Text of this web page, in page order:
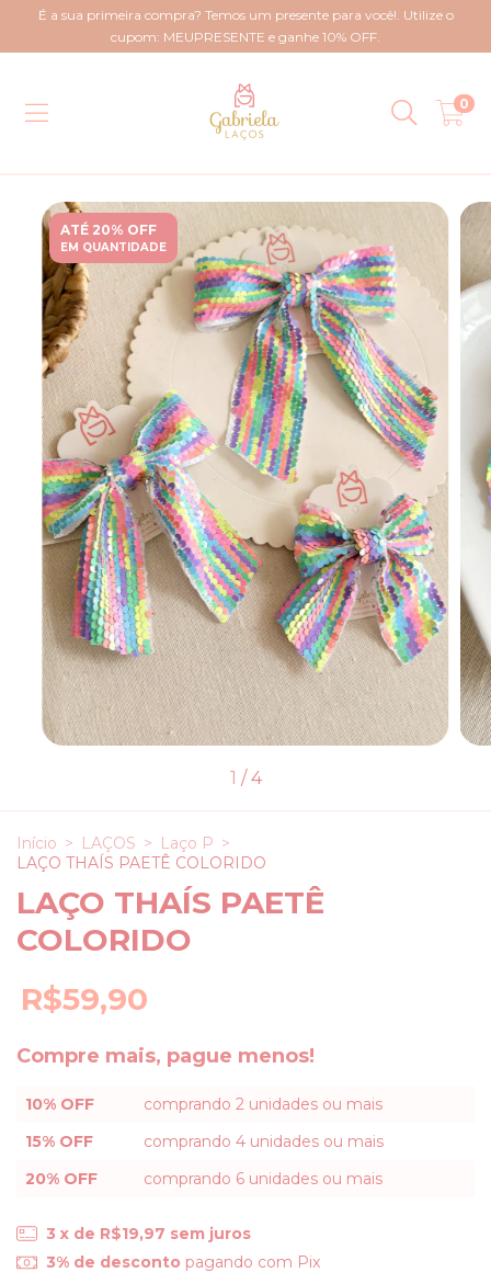
É a sua primeira compra? Temos um presente para você!. Utilize o
cupom: MEUPRESENTE e ganhe 10% OFF.
0
ATÉ 20% OFF
EM QUANTIDADE
1 /4
Início > LAÇOS > Laço P >
LAÇO THAÍS PAETÊ COLORIDO
LAÇO THAÍS PAETÊ
COLORIDO
R$59,90
Compre mais, pague menos!
10% OFF
comprando 2 unidades ou mais
15% OFF
comprando 4 unidades ou mais
20% OFF
comprando 6 unidades ou mais
3 x de R$19,97 sem juros
3% de desconto pagando com Pix